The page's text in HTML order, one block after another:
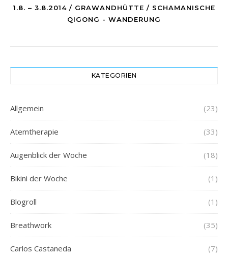
1.8. – 3.8.2014 / GRAWANDHÜTTE / SCHAMANISCHE
QIGONG - WANDERUNG
KATEGORIEN
Allgemein (23)
Atemtherapie (33)
Augenblick der Woche (18)
Bikini der Woche (1)
Blogroll (1)
Breathwork (35)
Carlos Castaneda (7)